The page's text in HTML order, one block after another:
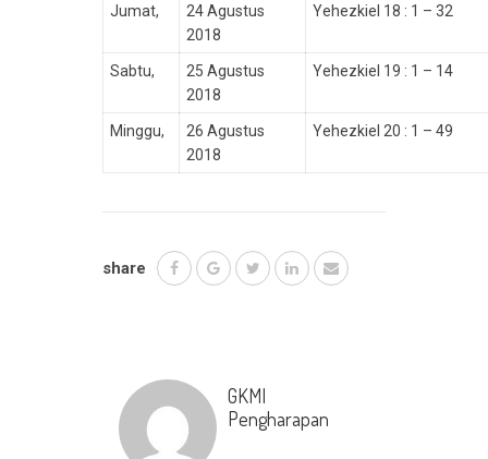
Jumat,
24 Agustus
2018
Yehezkiel 18 : 1 – 32
Sabtu,
25 Agustus
2018
Yehezkiel 19 : 1 – 14
Minggu,
26 Agustus
2018
Yehezkiel 20 : 1 – 49
share
GKMI
Pengharapan